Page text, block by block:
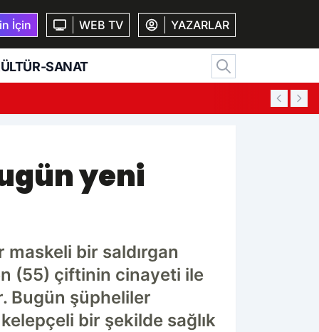
İçin WEB TV YAZARLAR
SANAT
yeni
bir saldırgan
(55) çiftinin cinayeti ile
Bugün şüpheliler
bir şekilde sağlık